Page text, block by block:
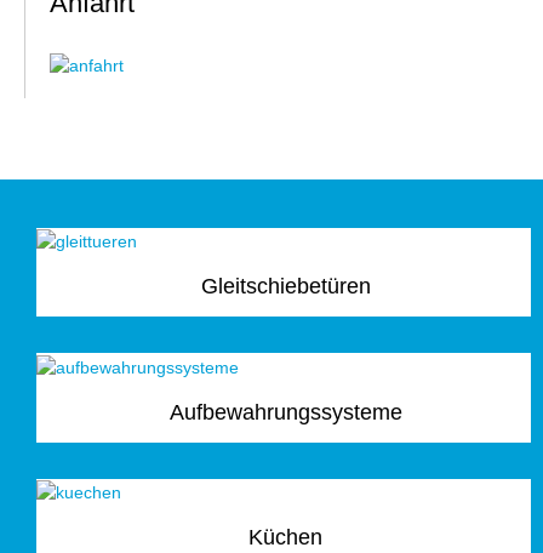
Gleitschiebetüren
Aufbewahrungssysteme
Küchen